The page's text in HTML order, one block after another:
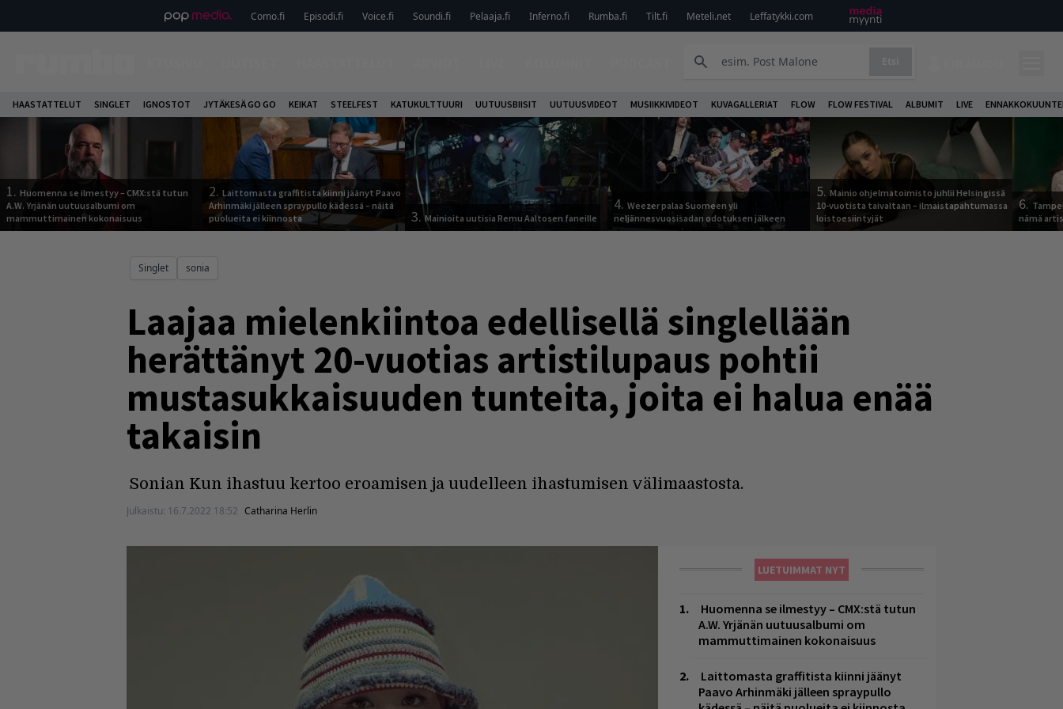
Como.fi Episodi.fi Voice.fi Soundi.fi Pelaaja.fi Inferno.fi Rumba.fi Tilt.fi Meteli.net Leffatykki.com
HAASTATTELUT SINGLET IGNOSTOT JYTÄKESÄ GO GO KEIKAT STEELFEST KATUKULTTUURI UUTUUSBIISIT UUTUUSVIDEOT MUSIIKKIVIDEOT KUVAGALLERIAT FLOW FLOW FESTIVAL ALBUMIT LIVE
1. Huomenna se ilmestyy – CMX:stä tutun
A.W. Yrjänän uutuusalbumi om
mammuttimainen kokonaisuus
2. Laittomasta graffitista kiinni jäänyt Paavo
Arhinmäki jälleen spraypullo kädessä – näitä
puolueita ei kiinnosta
3.Mainioita uutisia Remu Aaltosen faneille
4. Weezer palaa Suomeen yli
neljännesvuosisadan odotuksen jälkeen
5. Mainio ohjelmatoimisto juhlii Helsingissä
10-vuotista taivaltaan – ilmaistapahtumassa
loistoesiintyjät
6.
nämä
Singlet sonia
Laajaa mielenkiintoa edellisellä singlellään
herättänyt 20-vuotias artistilupaus pohtii
mustasukkaisuuden tunteita, joita ei halua enää
takaisin
Sonian Kun ihastuu kertoo eroamisen ja uudelleen ihastumisen välimaastosta.
Julkaistu: 16.7.2022 18:52 Catharina Herlin
LUETUIMMAT NYT
Huomenna se ilmestyy – CMX:stä tutun
A.W. Yrjänän uutuusalbumi om
mammuttimainen kokonaisuus
Laittomasta graffitista kiinni jäänyt
Paavo Arhinmäki jälleen spraypullo